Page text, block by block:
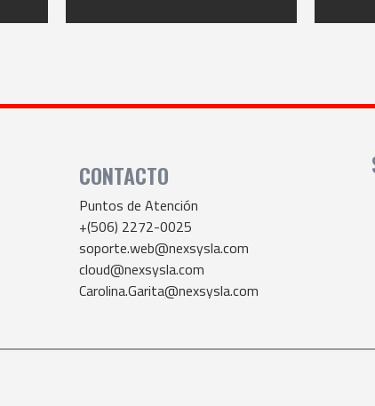
CONTACTO
Puntos de Atención
+(506) 2272-0025
soporte.web@nexsysla.com
cloud@nexsysla.com
Carolina.Garita@nexsysla.com